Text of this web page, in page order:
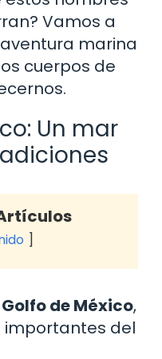
Vamos a
marina
cuerpos de
Un mar
Golfo de México,
importantes del